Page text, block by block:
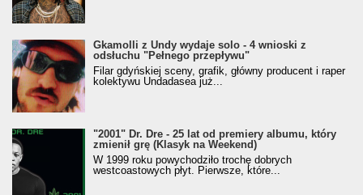
Gkamolli z Undy wydaje solo - 4 wnioski z
odsłuchu "Pełnego przepływu"
Filar gdyńskiej sceny, grafik, główny producent i raper
kolektywu Undadasea już...
"2001" Dr. Dre - 25 lat od premiery albumu, który
zmienił grę (Klasyk na Weekend)
W 1999 roku powychodziło trochę dobrych
westcoastowych płyt. Pierwsze, które...